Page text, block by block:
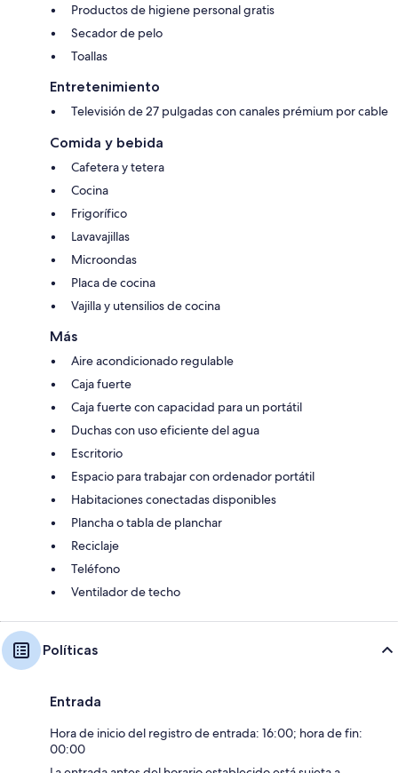
Productos de higiene personal gratis
Secador de pelo
Toallas
Entretenimiento
Televisión de 27 pulgadas con canales prémium por cable
Comida y bebida
Cafetera y tetera
Cocina
Frigorífico
Lavavajillas
Microondas
Placa de cocina
Vajilla y utensilios de cocina
Más
Aire acondicionado regulable
Caja fuerte
Caja fuerte con capacidad para un portátil
Duchas con uso eficiente del agua
Escritorio
Espacio para trabajar con ordenador portátil
Habitaciones conectadas disponibles
Plancha o tabla de planchar
Reciclaje
Teléfono
Ventilador de techo
Políticas
Entrada
Hora de inicio del registro de entrada: 16:00; hora de fin:
00:00